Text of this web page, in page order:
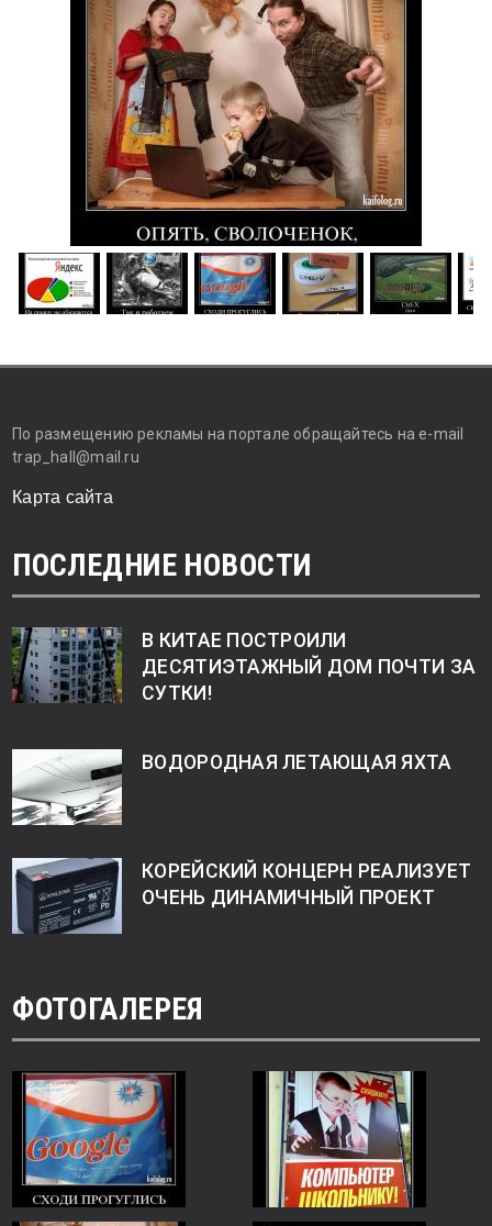
По размещению рекламы на портале обращайтесь на e-mail
trap_hall@mail.ru
Карта сайта
ПОСЛЕДНИЕ НОВОСТИ
В КИТАЕ ПОСТРОИЛИ
ДЕСЯТИЭТАЖНЫЙ ДОМ ПОЧТИ ЗА
СУТКИ!
ВОДОРОДНАЯ ЛЕТАЮЩАЯ ЯХТА
КОРЕЙСКИЙ КОНЦЕРН РЕАЛИЗУЕТ
ОЧЕНЬ ДИНАМИЧНЫЙ ПРОЕКТ
ФОТОГАЛЕРЕЯ